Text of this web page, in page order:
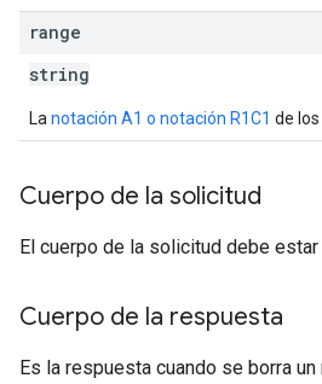
range
string
La notación A1 o notación R1C1 de
Cuerpo de la solicitud
El cuerpo de la solicitud debe estar
Cuerpo de la respuesta
Es la respuesta cuando se borra